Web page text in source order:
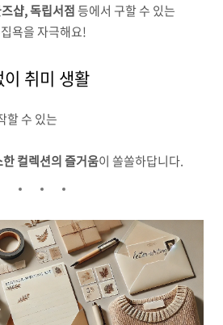
샵, 독립서점등에서 구할 수 있는
욕을 자극해요!
취미 생활
할 수 있는
컬렉션의 즐거움이 쏠쏠하답니다.